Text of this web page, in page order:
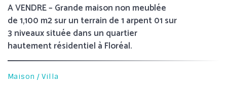
A VENDRE – Grande maison non meublée
de 1,100 m2 sur un terrain de 1 arpent 01 sur
3 niveaux située dans un quartier
hautement résidentiel à Floréal.
Maison / Villa